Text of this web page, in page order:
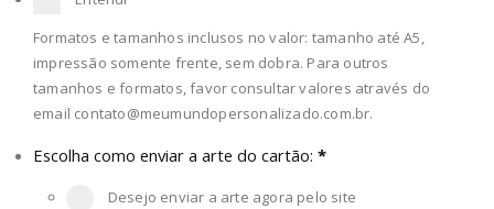
Formatos e tamanhos inclusos no valor: tamanho até A5,
impressão somente frente, sem dobra. Para outros
tamanhos e formatos, favor consultar valores através do
email contato@meumundopersonalizado.com.br.
Escolha como enviar a arte do cartão: *
Desejo enviar a arte agora pelo site